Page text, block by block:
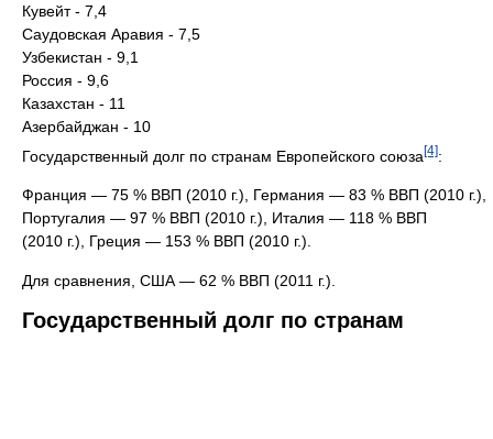
Кувейт - 7,4
Саудовская Аравия - 7,5
Узбекистан - 9,1
Россия - 9,6
Казахстан - 11
Азербайджан - 10
Государственный долг по странам Европейского союза[4]:
Франция — 75 % ВВП (2010 г.), Германия — 83 % ВВП (2010 г.),
Португалия — 97 % ВВП (2010 г.), Италия — 118 % ВВП
(2010 г.), Греция — 153 % ВВП (2010 г.).
Для сравнения, США — 62 % ВВП (2011 г.).
Государственный долг по странам